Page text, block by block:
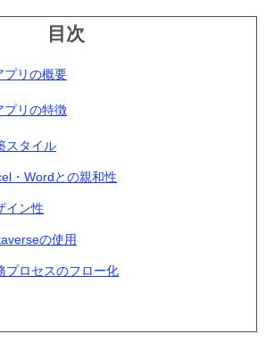
目次
リの概要
リの特徴
タイル
・Wordとの親和性
ン性
の使用
ロセスのフロー化